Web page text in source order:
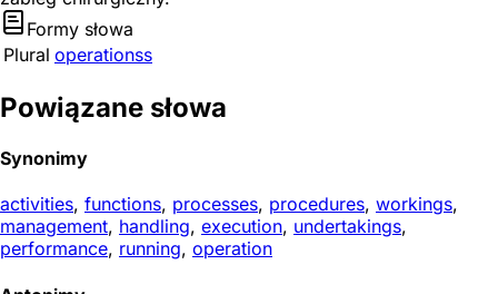
Formy słowa
Plural operationss
Powiązane słowa
Synonimy
activities, functions, processes, procedures, workings,
management, handling, execution, undertakings,
performance, running, operation